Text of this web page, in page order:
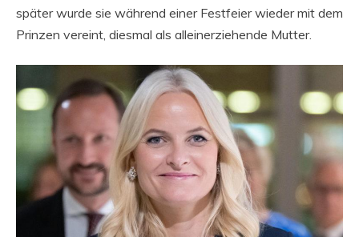
später wurde sie während einer Festfeier wieder mit dem
Prinzen vereint, diesmal als alleinerziehende Mutter.